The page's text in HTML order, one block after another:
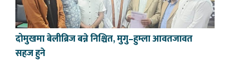
दोमुखमा बेलीब्रिज बन्ने निश्चित, मुगु–हुम्ला आवतजावत
सहज हुने